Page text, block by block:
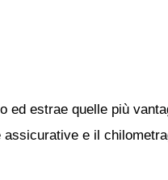
ed estrae quelle più
e il